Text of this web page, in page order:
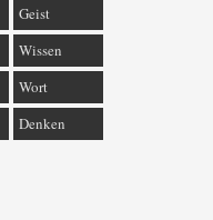
Geist
Wissen
Wort
Denken